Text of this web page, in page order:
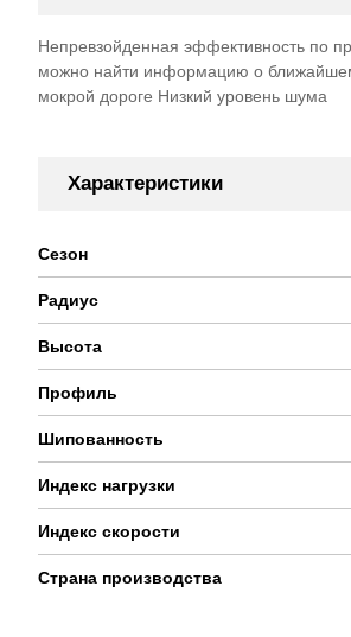
Непревзойденная эффективность по
можно найти информацию о ближайшем
мокрой дороге Низкий уровень шума
Характеристики
Сезон
Радиус
Высота
Профиль
Шипованность
Индекс нагрузки
Индекс скорости
Страна производства